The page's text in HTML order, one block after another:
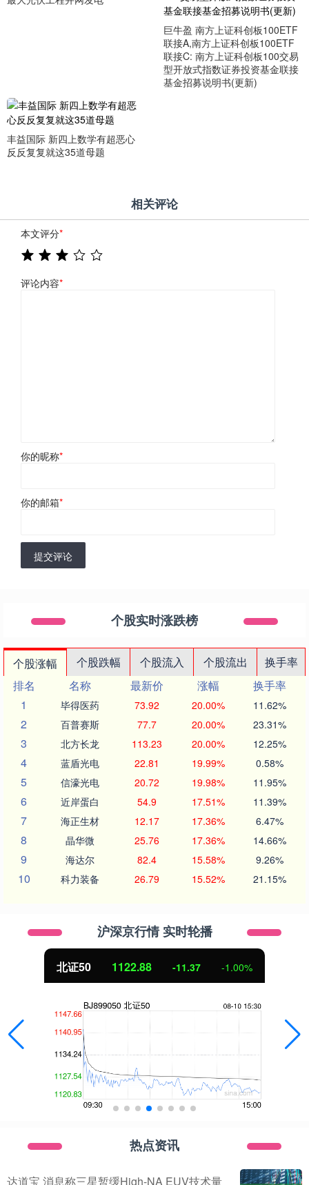
巨牛盈 南方上证科创板100ETF
联接A,南方上证科创板100ETF
联接C: 南方上证科创板100交易
型开放式指数证券投资基金联接
基金招募说明书(更新)
丰益国际 新四上数学有超恶心
反反复复就这35道母题
相关评论
本文评分*
评论内容*
你的昵称*
你的邮箱*
提交评论
个股实时涨跌榜
个股涨幅 个股跌幅 个股流入 个股流出
换手率
排名
名称 最新价 涨幅
换手率
1
毕得医药 73.92 20.00% 11.62%
2 百普赛斯 77.7 20.00% 23.31%
3 北方长龙 113.23 20.00% 12.25%
4 蓝盾光电 22.81 19.99% 0.58%
5 信濠光电 20.72 19.98% 11.95%
6 近岸蛋白 54.9 17.51% 11.39%
7 海正生材 12.17 17.36% 6.47%
8 晶华微 25.76 17.36% 14.66%
9 海达尔 82.4 15.58% 9.26%
10 科力装备 26.79 15.52% 21.15%
沪深京行情 实时轮播
北证50 1122.88 -11.37 -1.00%
热点资讯
达道宝 消息称三星暂缓High-NA EUV技术量